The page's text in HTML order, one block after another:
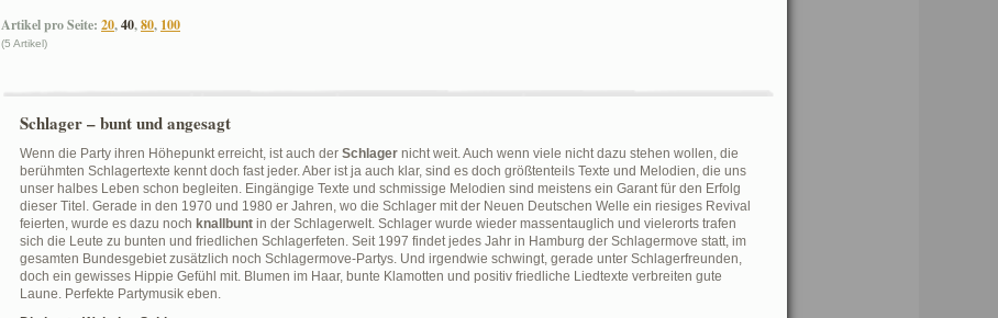
Artikel pro Seite: 20,40,80, 100
(5 Artikel)
Schlager – bunt und angesagt
Wenn die Party ihren Höhepunkt erreicht, ist auch der Schlager nicht weit. Auch wenn viele nicht dazu stehen wollen, die
berühmten Schlagertexte kennt doch fast jeder. Aber ist ja auch klar, sind es doch größtenteils Texte und Melodien, die uns
unser halbes Leben schon begleiten. Eingängige Texte und schmissige Melodien sind meistens ein Garant für den Erfolg
dieser Titel. Gerade in den 1970 und 1980 er Jahren, wo die Schlager mit der Neuen Deutschen Welle ein riesiges Revival
feierten, wurde es dazu noch knallbunt in der Schlagerwelt. Schlager wurde wieder massentauglich und vielerorts trafen
sich die Leute zu bunten und friedlichen Schlagerfeten. Seit 1997 findet jedes Jahr in Hamburg der Schlagermove statt, im
gesamten Bundesgebiet zusätzlich noch Schlagermove-Partys. Und irgendwie schwingt, gerade unter Schlagerfreunden,
doch ein gewisses Hippie Gefühl mit. Blumen im Haar, bunte Klamotten und positiv friedliche Liedtexte verbreiten gute
Laune. Perfekte Partymusik eben.